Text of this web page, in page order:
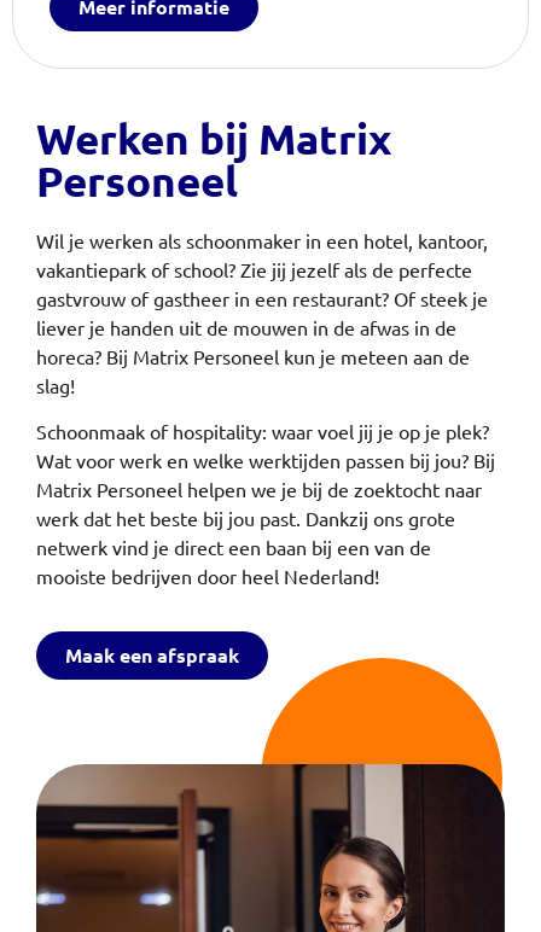
Meer informatie
Werken bij Matrix
Personeel
Wil je werken als schoonmaker in een hotel, kantoor,
vakantiepark of school? Zie jij jezelf als de perfecte
gastvrouw of gastheer in een restaurant? Of steek je
liever je handen uit de mouwen in de afwas in de
horeca? Bij Matrix Personeel kun je meteen aan de
slag!
Schoonmaak of hospitality: waar voel jij je op je plek?
Wat voor werk en welke werktijden passen bij jou? Bij
Matrix Personeel helpen we je bij de zoektocht naar
werk dat het beste bij jou past. Dankzij ons grote
netwerk vind je direct een baan bij een van de
mooiste bedrijven door heel Nederland!
Maak een afspraak